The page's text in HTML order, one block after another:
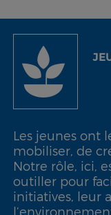
Les jeunes ont
mobiliser, de
Notre rôle, ici,
outiller pour
initiatives, leur